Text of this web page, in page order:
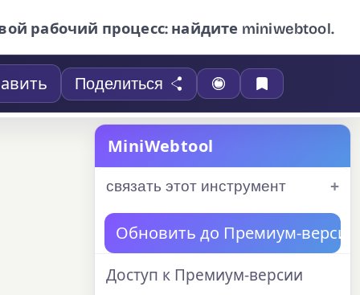
рабочий процесс: найдите miniwebtool.
Поделиться
MiniWebtool
связать этот инструмент
Обновить до Премиум-версии
Доступ к Премиум-версии